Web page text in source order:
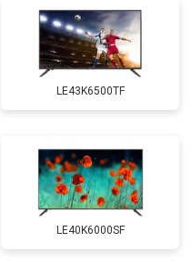
LE43K6500TF
LE40K6000SF